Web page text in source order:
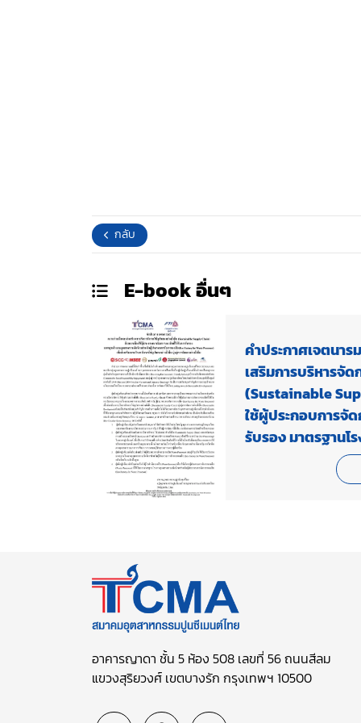
กลับ
E-bookอื่นๆ
คำประกาศเจตนา
เสริมการบริหารจั
(Sustainable
ใช้ผู้ประกอบการจั
รับรอง มาตรฐานโ
นิเวศสำหรับผู้ปร
(Eco Factory
อาคารญาดา ชั้น 5 ห้อง 508 เลขที่ 56 ถนนสีลม
แขวงสุริยวงศ์ เขตบางรัก กรุงเทพฯ 10500